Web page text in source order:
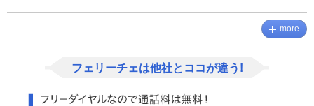
more
フェリーチェは他社とココが違う!